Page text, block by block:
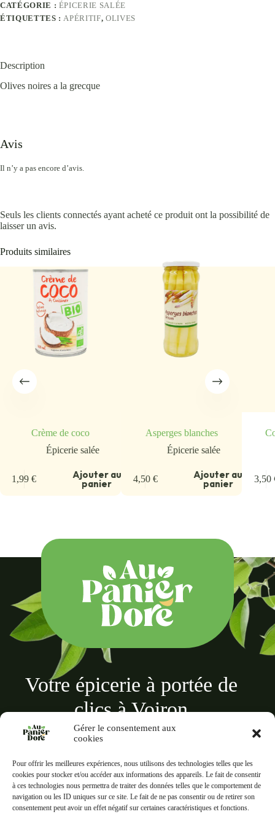
Gérer le consentement aux
cookies
Pour offrir les meilleures expériences, nous utilisons des technologies telles que les
cookies pour stocker et/ou accéder aux informations des appareils. Le fait de consentir
à ces technologies nous permettra de traiter des données telles que le comportement de
navigation ou les ID uniques sur ce site. Le fait de ne pas consentir ou de retirer son
consentement peut avoir un effet négatif sur certaines caractéristiques et fonctions.
CATÉGORIE : ÉPICERIE SALÉE
ÉTIQUETTES :APÉRITIF, OLIVES
Description
Olives noires a la grecque
Avis
Il n’y a pas encore d’avis.
Seuls les clients connectés ayant acheté ce produit ont la possibilité de
laisser un avis.
Produits similaires
Crème de coco
Épicerie salée
1,99€ Ajouter au
panier
Asperges blanches
Épicerie salée
4,50 € Ajouter au
panier 3,50
Votre épicerie à portée de
clics à Voiron
Au panier doré
18 Rue des Terreaux, 38500 Voiron